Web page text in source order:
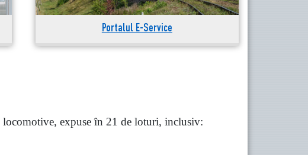
Portalul E-Service
locomotive, expuse în 21 de loturi, inclusiv: